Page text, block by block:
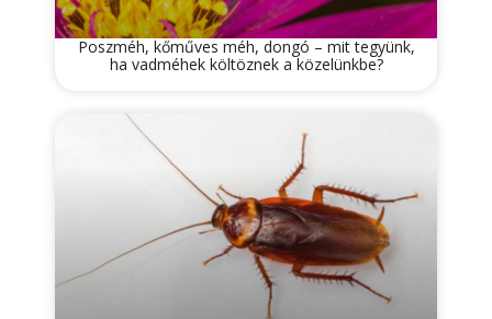
Poszméh, kőműves méh, dongó – mit tegyünk,
ha vadméhek költöznek a közelünkbe?